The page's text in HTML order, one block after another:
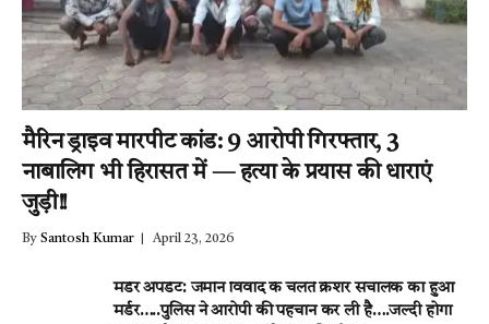
मैरिन ड्राइव मारपीट कांड: 9 आरोपी गिरफ्तार, 3
नाबालिग भी हिरासत में — हत्या के प्रयास की धाराएं
जुड़ी!!
By Santosh Kumar April 23, 2026
मर्डर अपडेट: जमीन विवाद के चलते क्रेशर संचालक का हुआ
मर्डर…..पुलिस ने आरोपी की पहचान कर ली है….जल्दी होगा